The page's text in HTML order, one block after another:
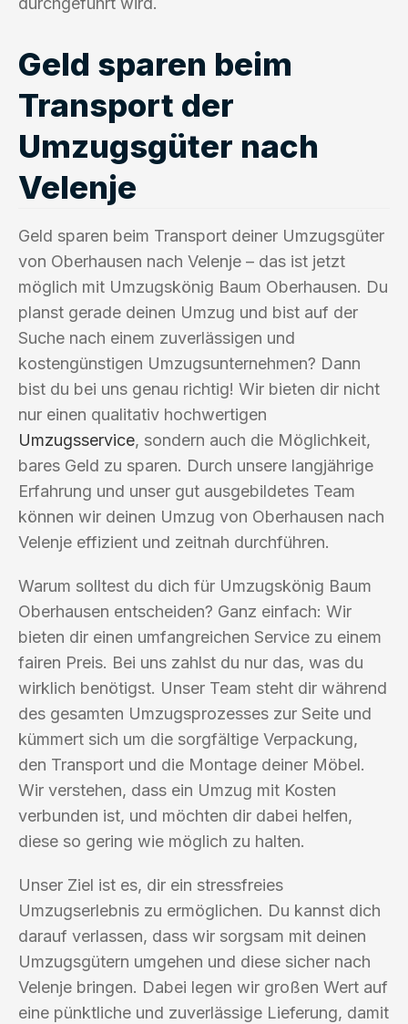
Geld sparen beim
Transport der
Umzugsgüter nach
Velenje
Geld sparen beim Transport deiner Umzugsgüter
von Oberhausen nach Velenje – das ist jetzt
möglich mit Umzugskönig Baum Oberhausen. Du
planst gerade deinen Umzug und bist auf der
Suche nach einem zuverlässigen und
kostengünstigen Umzugsunternehmen? Dann
bist du bei uns genau richtig! Wir bieten dir nicht
nur einen qualitativ hochwertigen
Umzugsservice, sondern auch die Möglichkeit,
bares Geld zu sparen. Durch unsere langjährige
Erfahrung und unser gut ausgebildetes Team
können wir deinen Umzug von Oberhausen nach
Velenje effizient und zeitnah durchführen.
Warum solltest du dich für Umzugskönig Baum
Oberhausen entscheiden? Ganz einfach: Wir
bieten dir einen umfangreichen Service zu einem
fairen Preis. Bei uns zahlst du nur das, was du
wirklich benötigst. Unser Team steht dir während
des gesamten Umzugsprozesses zur Seite und
kümmert sich um die sorgfältige Verpackung,
den Transport und die Montage deiner Möbel.
Wir verstehen, dass ein Umzug mit Kosten
verbunden ist, und möchten dir dabei helfen,
diese so gering wie möglich zu halten.
Unser Ziel ist es, dir ein stressfreies
Umzugserlebnis zu ermöglichen. Du kannst dich
darauf verlassen, dass wir sorgsam mit deinen
Umzugsgütern umgehen und diese sicher nach
Velenje bringen. Dabei legen wir großen Wert auf
eine pünktliche und zuverlässige Lieferung, damit